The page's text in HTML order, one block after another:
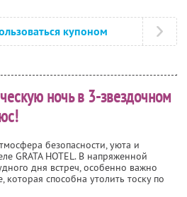
купоном
ночь в 3-звездочном
безопасности, уюта и
GRATA HOTEL. В напряженной
дня встреч, особенно важно
которая способна утолить тоску по